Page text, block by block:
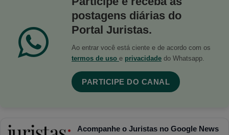
postagens diárias do
Portal Juristas.
Ao entrar você está ciente e de acordo com os
termos de uso e privacidade do Whatsapp.
PARTICIPE DO CANAL
Acompanhe o Juristas no Google News